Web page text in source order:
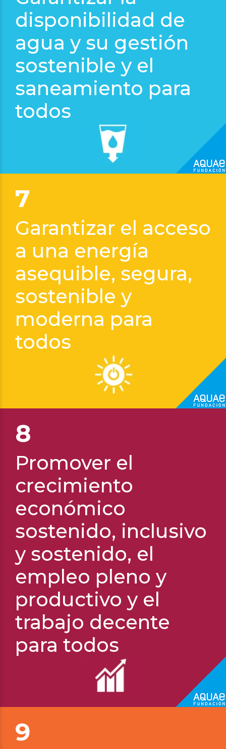
disponibilidad de
agua y su gestión
sostenible y el
saneamiento para
todos
Cátedra Aquae
de Economía del Agua
7
Garantizar el acceso
a una energía
asequible, segura,
sostenible y
moderna para
todos
Camilo Herrera
8
Promover el
crecimiento
económico
sostenido, inclusivo
y sostenido, el
empleo pleno y
productivo y el
trabajo decente
para todos
BECAS AQUAE/ONCE
BECAS AQUAE/CERN
Doctorados industriales
9